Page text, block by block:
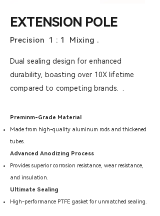
EXTENSION POLE
Precision 1 : 1 Mixing .
Dual sealing design for enhanced
durability, boasting over 10X lifetime
compared to competing brands. .
Preminm-Grade Material
Made from high-quality aluminum rods and thickened
tubes.
Advanced Anodizing Process
Provides superior corrosion resistance, wear resistance,
and insulation.
Ultimate Sealing
High-performance PTFE gasket for unmatched sealing.